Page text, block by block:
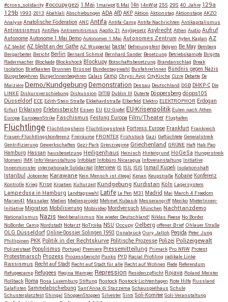
#cross_solidarity #occupygezi 1.Mai 1maiwpt 8.Mai 14n 14nWpt 25S 29S 40 Jahre 129a
129b 1993 2013 Abahlali Abschiebungen ADA AfD AKP Aktion Aktionstag Aktionstage AKZO
Analyse Anatolische Föderation ANC Antifa Antifa-Camp Antifa-Nachrichten Antikapitalismus
Antirassismus AntiRep Antisemitismus Apollo 21 Asylgesetz Asylrecht Athen Audio Aufruf
Autonome Autonome 1.Mai Demo Autonomer 1.Mai Autonomes Zentrum Ayten Kaplan AZ
AZ bleibt! AZ bleibt an der Gathe AZ Wuppertal basta! Befreiungsfest Belgien Be May Bemberg
Bergarbeiter Bericht Berlin Bernard Schmid Bernhard Sander Besetzung Betriebskämpfe Birgitta
Radermacher Blockade Blockshock Blockupy Botschaftsbesetzung Brandanschlag Break
Isolation Briefkasten Brunnen Brüssel Bundestagswahl BusfahrerInnen Bündnis gegen Nazis
Bürgerbegehren BürgerInnenbegehren Calais Camp Chrysi Avgi CityKirche Cizre Debatte De
Maiziére Demo/Kundgebung Demonstration Dessau Deutschland DGB DHKP-C Die
LINKE Diskursverschiebung Diskussion DITIB Dublin III Duterte Döppersberg döpps105
Düsseldorf ECE Edith-Stein Straße Ekkehardstraße Elberfeld Elektro ELEKTROPHOR Erdogan
Erfurt Erklärung Erlebnisbericht Essen EU EU-Gipfel EU-Krisenpolitik Eulen nach Athen
Europa EuropeanStrike Faschismus Festung Europa Film/Theater Flughafen
Flüchtlinge Flüchtlingsheim Flüchtlingsstreik Fortress Europe Frankfurt Frankreich
Frauen-Flüchtlingskonferenz Freiräume FRONTEX Frühstück Gazi Geflüchtete Generalstreik
Gentrifizierung Gewerkschaften Gezi-Park Grenzregime Griechenland GRÜNE Haft Hak Pao
Hamburg Hassan hausbesetzung Heiligenhaus Heinisch Hintergrund HoGeSa Hungerstreik
Idomeni IMK Info-Veranstaltung Infoblatt Infobüro Nicaragua Infoveranstaltung Initiative
Innenminister internationale Solidarität Interview IS ISIL ISIS Ismail Küpeli Isolationshaft
Istanbul Jobcenter Karawane Kein Mensch ist illegal Kenan Keupstraße Kobane Konferenz
Kontrolle Krieg Krise Kroatien Kulturzeit Kundgebung Kurdistan Köln Lagersystem
Lampedusa in Hamburg Landtagswahl Latife Le Pen M31 Madrid Mai March 4 Freedom
Marien41 Massaker Medien Medienprojekt Mehmet Kubasik Messerangriff Mexiko MieterInnen-
Initiative Migration Mobilisierung Mobivideo Mordversuch München Nachttanzdemo
Nationalismus Nazis Neoliberalismus Nie wieder Deutschland! Niklas Reese No Border
NoBorder Camp Nordstadt Notarzt NoTroika NSU Occupy Oelberg offener Brief Ohlauer Straße
OLG Düsseldorf Online-Dossier Solingen 1993 Osnabrück Oury Jalloh Pegida Peter Jung
Phillipinen PKK Politik in der Rechtskurve Politische Prozesse Polizei Polizeigewalt
Polizeistaat Populismus Portugal Premiere Pressemitteilung Primark Pro NRW Protest
Protestmarsch Prozess Prozessbericht Punks PYD Racial Profiling radikale Linke
Rassismus Recht auf Stadt Recht auf Stadt für alle Recht auf Wohnen Rede Referendum
Refugeecamp Refugees Regina Wamper Repression Residenzpflicht Rojava Roland Meister
Rollback Roma Rosa Luxemburg Stiftung Rostock Rostock-Lichtenhagen Rote Hilfe Russland
Salafisten Sammelabschiebung Sant'Anna di Stazzema Schauspielhaus Schule
Schusterplatzfest Shingal ShoppenStoppen Silvester Sinti Soli-Komitee Soli-Veranstaltung